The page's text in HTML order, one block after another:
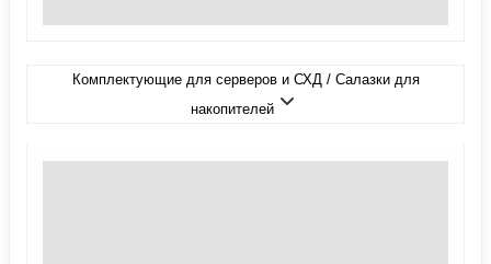
Комплектующие для серверов и СХД / Салазки для
накопителей